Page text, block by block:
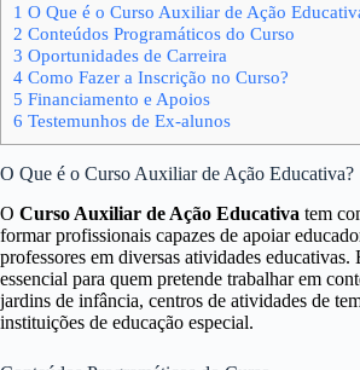
1 O Que é o Curso Auxiliar de Ação
2 Conteúdos Programáticos do Curso
3 Oportunidades de Carreira
4 Como Fazer a Inscrição no Curso?
5 Financiamento e Apoios
6 Testemunhos de Ex-alunos
O Que é o Curso Auxiliar de Ação Educativa?
O Curso Auxiliar de Ação Educativa tem
formar profissionais capazes de apoiar
professores em diversas atividades educativas.
essencial para quem pretende trabalhar em
jardins de infância, centros de atividades de
instituições de educação especial.